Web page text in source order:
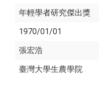
年輕學者研究傑出獎
1970/01/01
張宏浩
臺灣大學生農學院